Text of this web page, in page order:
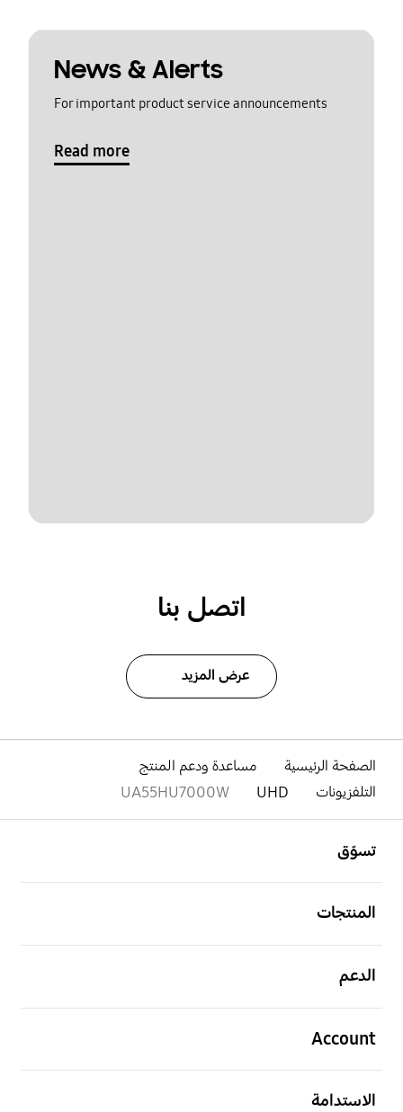
News & Alerts
For important product service announcements
Read more
اتصل بنا
عرض المزيد
الصفحة الرئيسية
مساعدة ودعم المنتج
التلفزيونات
UHD
UA55HU7000W
تسوّق
المنتجات
الدعم
Account
الاستدامة